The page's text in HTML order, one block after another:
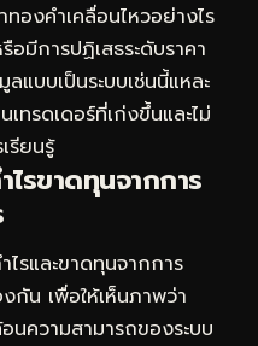
องคำเคลื่อนไหวอย่างไร
มีการปฏิเสธระดับราคา
แบบเป็นระบบเช่นนี้แหละ
ทรดเดอร์ที่เก่งขึ้นและไม่
รียนรู้
รขาดทุนจากการ
รและขาดทุนจากการ
กัน เพื่อให้เห็นภาพว่า
นความสามารถของระบบ